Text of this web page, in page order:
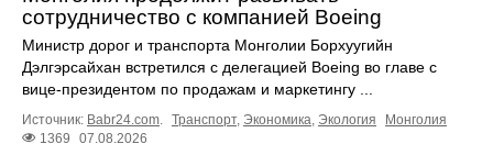
сотрудничество с компанией Boeing
Министр дорог и транспорта Монголии Борхуугийн
Дэлгэрсайхан встретился с делегацией Boeing во главе с
вице-президентом по продажам и маркетингу ...
Источник: Babr24.com. Транспорт, Экономика, Экология
Монголия
1369
07.08.2026